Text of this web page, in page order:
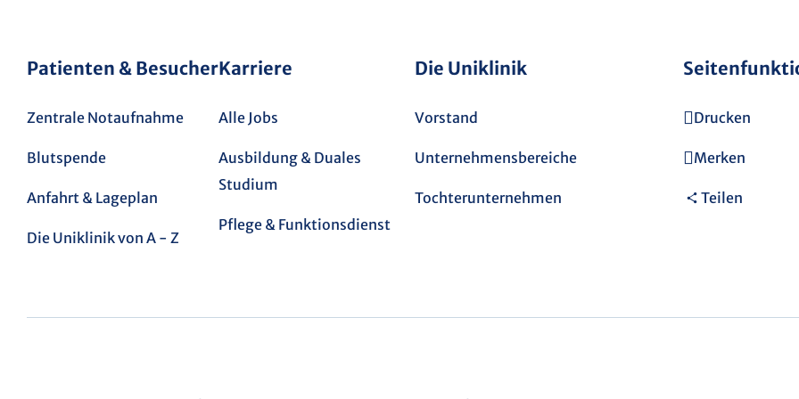
Patienten & Besucher
Zentrale Notaufnahme
Blutspende
Anfahrt & Lageplan
Die Uniklinik von A - Z
Karriere
Alle Jobs
Ausbildung & Duales
Studium
Pflege & Funktionsdienst
Die Uniklinik
Vorstand
Unternehmensbereiche
Tochterunternehmen
Drucken
Merken
Teilen